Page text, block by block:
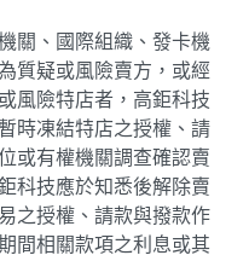
關、國際組織、發卡機
質疑或風險賣方，或經
風險特店者，高鉅科技
時凍結特店之授權、請
或有權機關調查確認賣
科技應於知悉後解除賣
之授權、請款與撥款作
間相關款項之利息或其